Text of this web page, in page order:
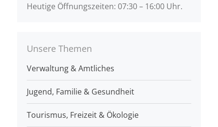
Heutige Öffnungszeiten: 07:30 – 16:00 Uhr.
Unsere Themen
Verwaltung & Amtliches
Jugend, Familie & Gesundheit
Tourismus, Freizeit & Ökologie